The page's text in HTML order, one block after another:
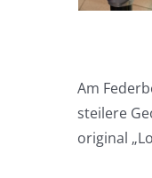
Am
steilere
original